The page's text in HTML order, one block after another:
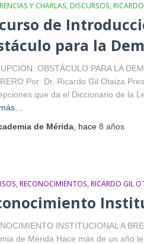
Y CHARLAS DISCURSOS
de
para la
OBSTÁCULO PARA LA
Por: Dr. Ricardo Gil Otaiza
que da el Diccionario de la
de Mérida , hace 8 años
RECONOCIMIENTOS RICARDO GIL
INSTITUCIONAL A
de Mérida Hace más de un año